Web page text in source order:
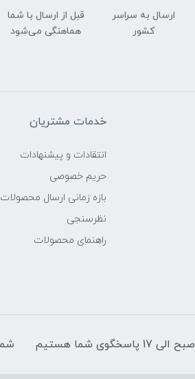
ارسال به سراسر
کشور
قبل از ارسال با شما
هماهنگی می‌شود
خدمات مشتریان
انتقادات و پیشنهادات
حریم خصوصی
بازه زمانی ارسال محصولات
نظرسنجی
راهنمای محصولات